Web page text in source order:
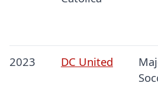
2023 DC United